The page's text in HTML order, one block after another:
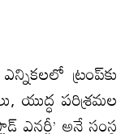
ట్రంప్‌కు
యుద్ధ పరిశ్రమల
అనే సంస్థ